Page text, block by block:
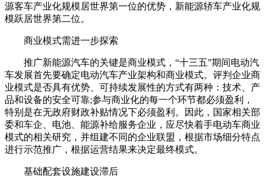
源客车产业化规模居世界第一位的优势，新能源轿车产业化规
模跃居世界第二位。
商业模式需进一步探索
推广新能源汽车的关键是商业模式，“十三五”期间电动汽
车发展首先要确定电动汽车产业架构和商业模式。评判企业商
业模式是否具有优势、可持续发展性的方式有两种：技术、产
品和设备的安全可靠;参与商业化的每一个环节都必须盈利，
特别是在无政府财政补贴情况下必须盈利。因此，国家相关部
委和车企、电池、能源补给服务企业，应尽快着手电动车商业
模式的相关研究，并组建不同的企业联盟，根据市场细分特点
进行示范推广，根据运营结果来决定最终模式。
基础配套设施建设滞后